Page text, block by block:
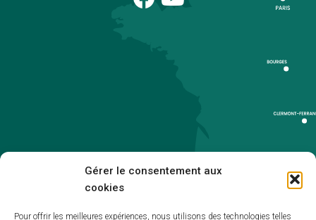
Gérer le consentement aux
cookies
Pour offrir les meilleures expériences, nous utilisons des technologies telles